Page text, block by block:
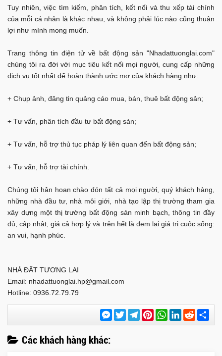
Tuy nhiên, việc tìm kiếm, phân tích, kết nối và thu xếp tài chính
của mỗi cá nhân là khác nhau, và không phải lúc nào cũng thuận
lợi như mình mong muốn.
Trang thông tin điện tử về bất động sản "Nhadattuonglai.com"
chúng tôi ra đời với mục tiêu kết nối mọi người, cung cấp những
dịch vụ tốt nhất để hoàn thành ước mơ của khách hàng như:
+ Chụp ảnh, đăng tin quảng cáo mua, bán, thuê bất động sản;
+ Tư vấn, phân tích đầu tư bất động sản;
+ Tư vấn, hỗ trợ thủ tục pháp lý liên quan đến bất động sản;
+ Tư vấn, hỗ trợ tài chính.
Chúng tôi hân hoan chào đón tất cả mọi người, quý khách hàng,
những nhà đầu tư, nhà môi giới, nhà tạo lập thị trường tham gia
xây dựng một thị trường bất động sản minh bạch, thông tin đầy
đủ, cập nhật, giá cả hợp lý và trên hết là đem lại giá trị cuộc sống:
an vui, hạnh phúc.
NHÀ ĐẤT TƯƠNG LAI
Email: nhadattuonglai.hp@gmail.com
Hotline: 0936.72.79.79
Messenger
TwitterTelegramPinterestWhatsApp
LinkedIn
Reddit
Các khách hàng khác: